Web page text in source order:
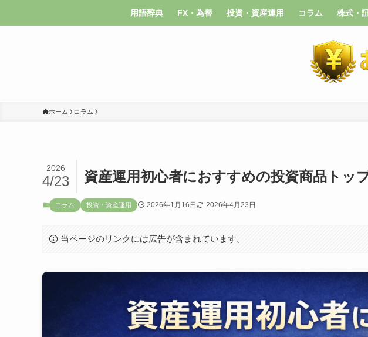
用語辞典 FX・為替 投資・資産運用 コラム 株式・
ホーム コラム
資産運用初心者におすすめの投資商品トッ
2026
4/23
コラム 投資・資産運用 2026年1月16日 2026年4月23日
当ページのリンクには広告が含まれています。